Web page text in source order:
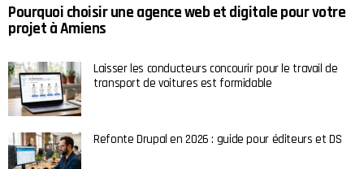
Pourquoi choisir une agence web et digitale pour votre
projet à Amiens
Laisser les conducteurs concourir pour le travail de
transport de voitures est formidable
Refonte Drupal en 2026 : guide pour éditeurs et DS